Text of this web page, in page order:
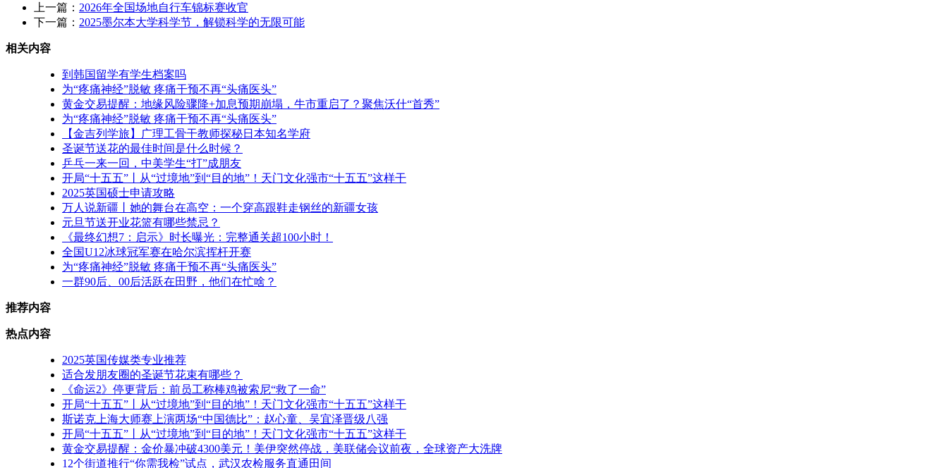
上一篇： 2026年全国场地自行车锦标赛收官
下一篇： 2025墨尔本大学科学节，解锁科学的无限可能
相关内容
到韩国留学有学生档案吗
为“疼痛神经”脱敏 疼痛干预不再“头痛医头”
黄金交易提醒：地缘风险骤降+加息预期崩塌，牛市重启了？聚焦沃什“首秀”
为“疼痛神经”脱敏 疼痛干预不再“头痛医头”
【金吉列学旅】广理工骨干教师探秘日本知名学府
圣诞节送花的最佳时间是什么时候？
乒乓一来一回，中美学生“打”成朋友
开局“十五五”丨从“过境地”到“目的地”！天门文化强市“十五五”这样干
2025英国硕士申请攻略
万人说新疆丨她的舞台在高空：一个穿高跟鞋走钢丝的新疆女孩
元旦节送开业花篮有哪些禁忌？
《最终幻想7：启示》时长曝光：完整通关超100小时！
全国U12冰球冠军赛在哈尔滨挥杆开赛
为“疼痛神经”脱敏 疼痛干预不再“头痛医头”
一群90后、00后活跃在田野，他们在忙啥？
推荐内容
热点内容
2025英国传媒类专业推荐
适合发朋友圈的圣诞节花束有哪些？
《命运2》停更背后：前员工称棒鸡被索尼“救了一命”
开局“十五五”丨从“过境地”到“目的地”！天门文化强市“十五五”这样干
斯诺克上海大师赛上演两场“中国德比”：赵心童、吴宜泽晋级八强
开局“十五五”丨从“过境地”到“目的地”！天门文化强市“十五五”这样干
黄金交易提醒：金价暴冲破4300美元！美伊突然停战，美联储会议前夜，全球资产大洗牌
12个街道推行“你需我检”试点，武汉农检服务直通田间